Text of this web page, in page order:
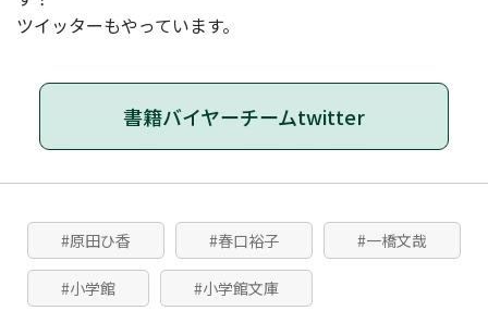
ツイッターもやっています。
書籍バイヤーチームtwitter
#原田ひ香 #春口裕子 #一橋文哉
#小学館 #小学館文庫